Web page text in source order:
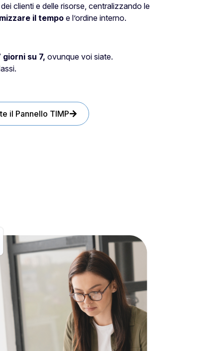
clienti e delle risorse, centralizzando le
il tempo e l’ordine interno.
giorni su 7, ovunque voi siate.
il Pannello TIMP